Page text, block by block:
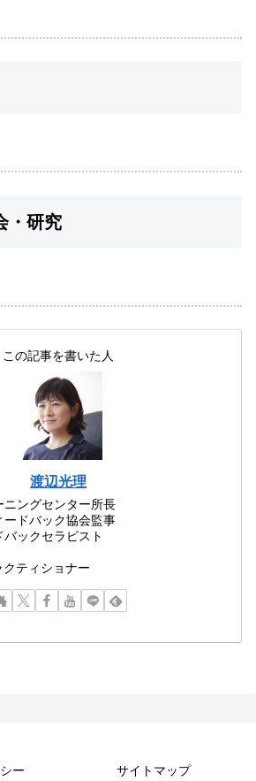
・研究
この記事を書いた人
渡辺光理
ニングセンター所長
ードバック協会監事
ックセラピスト
ティショナー
ー サイトマップ